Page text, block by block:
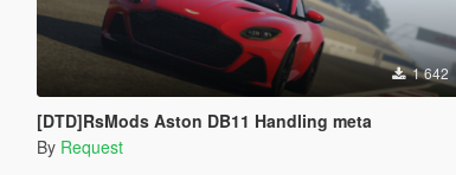
1 642
[DTD]RsMods Aston DB11 Handling meta
By Request